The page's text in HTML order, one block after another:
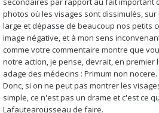
photos où les visages sont dissimulés,
large et dépasse de beaucoup nos petits
image négative, et à mon sens
comme votre commentaire montre que
notre action, je pense, devrait, en premier
adage des médecins : Primum non nocere.
Donc, si on ne peut pas montrer les
simple, ce n'est pas un drame et c'est ce
Lafautearousseau de faire.